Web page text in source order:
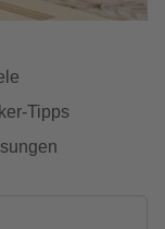
Tipps